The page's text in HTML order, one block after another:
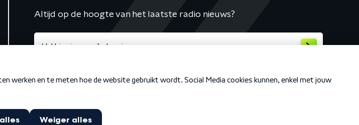
Altijd op de hoogte van het laatste radio nieuws?